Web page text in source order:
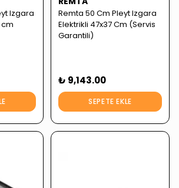
Izgara
Remta 50 Cm Pleyt Izgara
Elektrikli 47x37 Cm (Servis
Garantili)
₺ 9,143.00
SEPETE EKLE